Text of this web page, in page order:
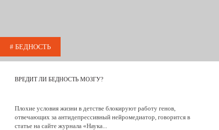
# БЕДНОСТЬ
ВРЕДИТ ЛИ БЕДНОСТЬ МОЗГУ?
Плохие условия жизни в детстве блокируют работу генов,
отвечающих за антидепрессивный нейромедиатор, говорится в
статье на сайте журнала «Наука...